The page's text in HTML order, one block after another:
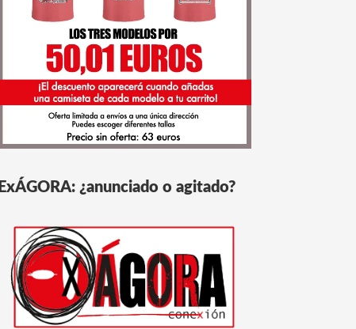
ExÁGORA: ¿anunciado o agitado?